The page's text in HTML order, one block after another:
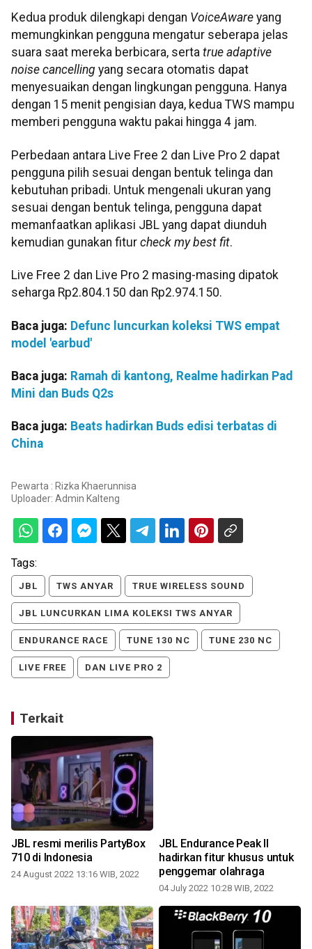
Kedua produk dilengkapi dengan VoiceAware yang
memungkinkan pengguna mengatur seberapa jelas
suara saat mereka berbicara, serta true adaptive
noise cancelling yang secara otomatis dapat
menyesuaikan dengan lingkungan pengguna. Hanya
dengan 15 menit pengisian daya, kedua TWS mampu
memberi pengguna waktu pakai hingga 4 jam.
Perbedaan antara Live Free 2 dan Live Pro 2 dapat
pengguna pilih sesuai dengan bentuk telinga dan
kebutuhan pribadi. Untuk mengenali ukuran yang
sesuai dengan bentuk telinga, pengguna dapat
memanfaatkan aplikasi JBL yang dapat diunduh
kemudian gunakan fitur check my best fit.
Live Free 2 dan Live Pro 2 masing-masing dipatok
seharga Rp2.804.150 dan Rp2.974.150.
Baca juga: Defunc luncurkan koleksi TWS empat
model 'earbud'
Baca juga: Ramah di kantong, Realme hadirkan Pad
Mini dan Buds Q2s
Baca juga: Beats hadirkan Buds edisi terbatas di
China
Pewarta : Rizka Khaerunnisa
Uploader: Admin Kalteng
Tags:
JBL TWS ANYAR TRUE WIRELESS SOUND
JBL LUNCURKAN LIMA KOLEKSI TWS ANYAR
ENDURANCE RACE TUNE 130 NC TUNE 230 NC
LIVE FREE DAN LIVE PRO 2
Terkait
JBL resmi merilis PartyBox
710 di Indonesia
24 August 2022 13:16 WIB, 2022
JBL Endurance Peak II
hadirkan fitur khusus untuk
penggemar olahraga
04 July 2022 10:28 WIB, 2022